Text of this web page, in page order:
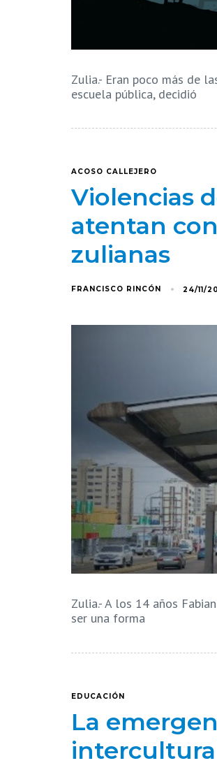
Zulia.- Eran poco más de
escuela pública, decidió
ACOSO CALLEJERO
Violencias
atentan
zulianas
FRANCISCO RINCÓN 24/11/
Zulia.- A los 14 años
ser una forma
EDUCACIÓN
La